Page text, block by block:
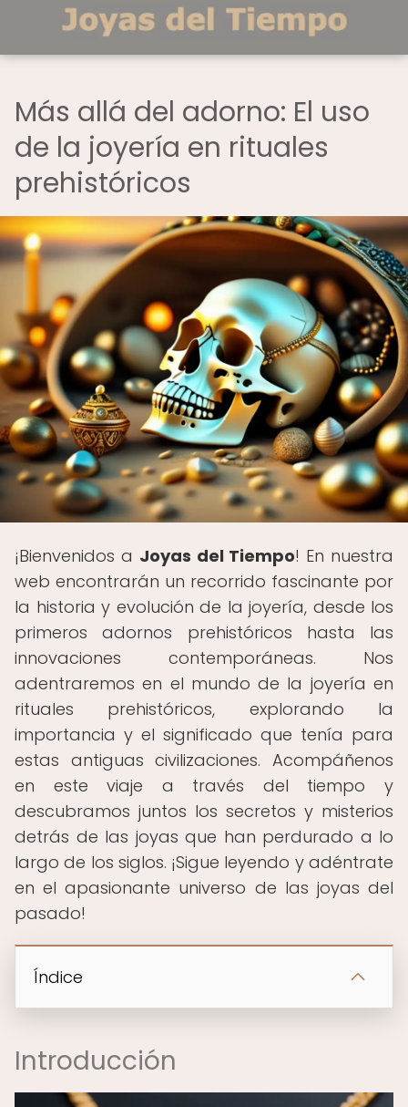
Más allá del adorno: El uso
de la joyería en rituales
prehistóricos
¡Bienvenidos a Joyas del Tiempo! En nuestra
web encontrarán un recorrido fascinante por
la historia y evolución de la joyería, desde los
primeros adornos prehistóricos hasta las
innovaciones contemporáneas. Nos
adentraremos en el mundo de la joyería en
rituales prehistóricos, explorando la
importancia y el significado que tenía para
estas antiguas civilizaciones. Acompáñenos
en este viaje a través del tiempo y
descubramos juntos los secretos y misterios
detrás de las joyas que han perdurado a lo
largo de los siglos. ¡Sigue leyendo y adéntrate
en el apasionante universo de las joyas del
pasado!
Índice
Introducción